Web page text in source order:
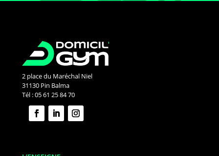
5.0
Basé sur7avis
Voir tous les avis
MargauxC’est une coach motivante, bienveillante
2 place du Maréchal Niel
31130 Pin Balma
Tél : 05 61 25 84 70